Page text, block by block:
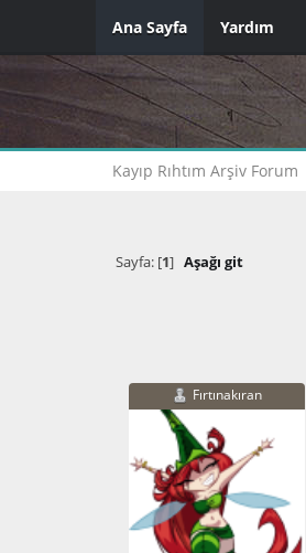
Ana Sayfa Yardım
Kayıp Rıhtım Arşiv Forum
Sayfa: [1] Aşağı git
Fırtınakıran